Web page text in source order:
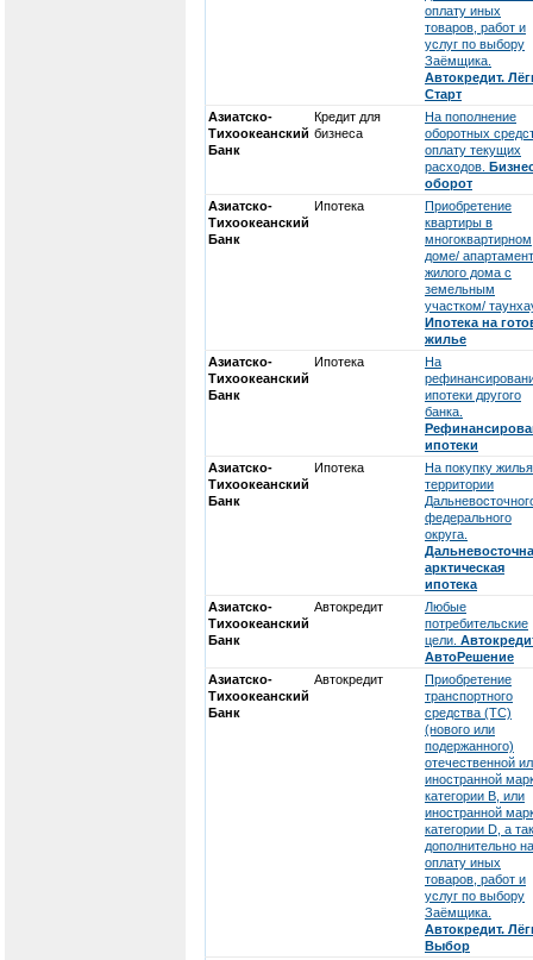
оплату иных
товаров, работ и
услуг по выбору
Заёмщика.
Автокредит.
Старт
Азиатско-
Тихоокеанский
Банк
Кредит для
бизнеса
На пополнение
оборотных
оплату текущих
расходов.
оборот
Азиатско-
Тихоокеанский
Банк
Ипотека
Приобретение
квартиры в
многоквартирном
доме/
жилого дома с
земельным
участком/
Ипотека на
жилье
Азиатско-
Тихоокеанский
Банк
Ипотека
На
ипотеки другого
банка.
ипотеки
Азиатско-
Тихоокеанский
Банк
Ипотека
На покупку
территории
федерального
округа.
арктическая
ипотека
Азиатско-
Тихоокеанский
Банк
Автокредит
Любые
потребительские
цели.
АвтоРешение
Азиатско-
Тихоокеанский
Банк
Автокредит
Приобретение
транспортного
средства (ТС)
(нового или
подержанного)
отечественной
иностранной
категории В, или
иностранной
категории D, а
дополнительно на
оплату иных
товаров, работ и
услуг по выбору
Заёмщика.
Автокредит.
Выбор